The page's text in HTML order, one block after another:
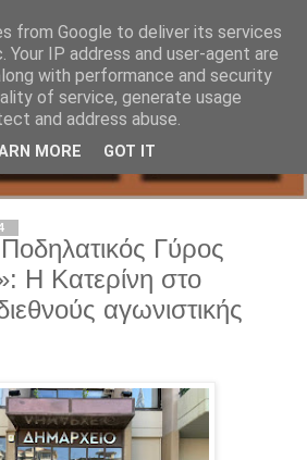
Γύρος
Η Κατερίνη στο
αγωνιστικής
from Google to deliver its services
Your IP address and user-agent are
with performance and security
of service, generate usage
and address abuse.
MORE GOT IT